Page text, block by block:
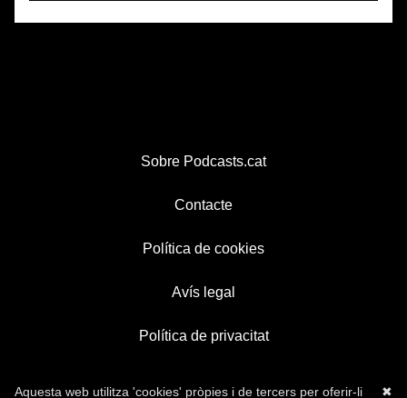
Sobre Podcasts.cat
Contacte
Política de cookies
Avís legal
Política de privacitat
✖
Aquesta web utilitza 'cookies' pròpies i de tercers per oferir-li